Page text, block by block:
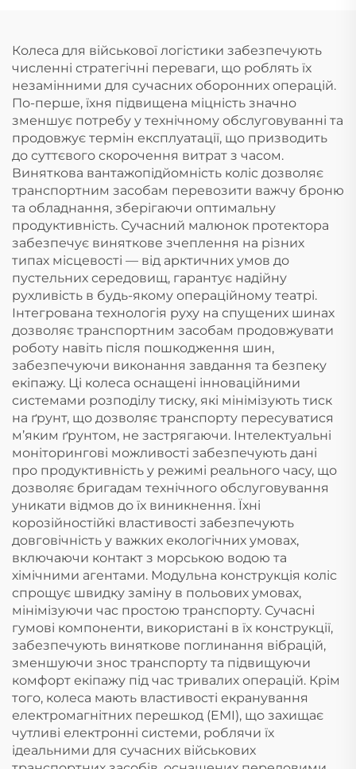
Колеса для військової логістики забезпечують
численні стратегічні переваги, що роблять їх
незамінними для сучасних оборонних операцій.
По-перше, їхня підвищена міцність значно
зменшує потребу у технічному обслуговуванні та
продовжує термін експлуатації, що призводить
до суттєвого скорочення витрат з часом.
Виняткова вантажопідйомність коліс дозволяє
транспортним засобам перевозити важчу броню
та обладнання, зберігаючи оптимальну
продуктивність. Сучасний малюнок протектора
забезпечує виняткове зчеплення на різних
типах місцевості — від арктичних умов до
пустельних середовищ, гарантує надійну
рухливість в будь-якому операційному театрі.
Інтегрована технологія руху на спущених шинах
дозволяє транспортним засобам продовжувати
роботу навіть після пошкодження шин,
забезпечуючи виконання завдання та безпеку
екіпажу. Ці колеса оснащені інноваційними
системами розподілу тиску, які мінімізують тиск
на ґрунт, що дозволяє транспорту пересуватися
м’яким ґрунтом, не застрягаючи. Інтелектуальні
моніторингові можливості забезпечують дані
про продуктивність у режимі реального часу, що
дозволяє бригадам технічного обслуговування
уникати відмов до їх виникнення. Їхні
корозійностійкі властивості забезпечують
довговічність у важких екологічних умовах,
включаючи контакт з морською водою та
хімічними агентами. Модульна конструкція коліс
спрощує швидку заміну в польових умовах,
мінімізуючи час простою транспорту. Сучасні
гумові компоненти, використані в їх конструкції,
забезпечують виняткове поглинання вібрацій,
зменшуючи знос транспорту та підвищуючи
комфорт екіпажу під час тривалих операцій. Крім
того, колеса мають властивості екранування
електромагнітних перешкод (EMI), що захищає
чутливі електронні системи, роблячи їх
ідеальними для сучасних військових